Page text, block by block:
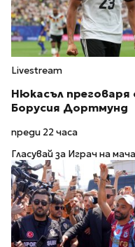
Livestream
Нюкасъл преговаря
Борусия Дортмунд
преди 22 часа
Гласувай за Играч на